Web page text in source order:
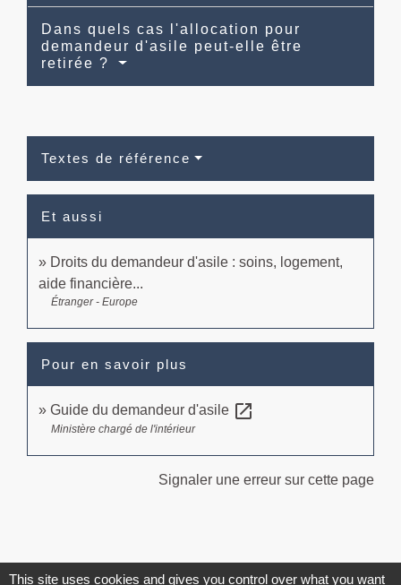
Dans quels cas l'allocation pour
demandeur d'asile peut-elle être
retirée ?
Textes de référence
Et aussi
Droits du demandeur d'asile : soins, logement,
aide financière...
Étranger - Europe
Pour en savoir plus
Guide du demandeur d'asile open_in_new
Ministère chargé de l'intérieur
Signaler une erreur sur cette page
This site uses cookies and gives you control over what you want